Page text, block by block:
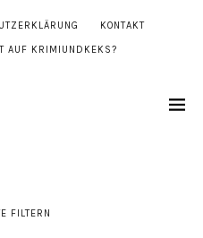
KONTAKT
AUF KRIMIUNDKEKS?
FILTERN